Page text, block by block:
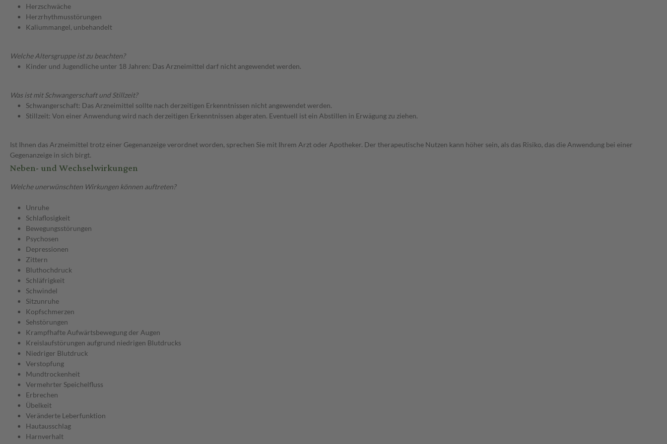
Herzschwäche
Herzrhythmusstörungen
Kaliummangel, unbehandelt
Welche Altersgruppe ist zu beachten?
Kinder und Jugendliche unter 18 Jahren: Das Arzneimittel darf nicht angewendet werden.
Was ist mit Schwangerschaft und Stillzeit?
Schwangerschaft: Das Arzneimittel sollte nach derzeitigen Erkenntnissen nicht angewendet werden.
Stillzeit: Von einer Anwendung wird nach derzeitigen Erkenntnissen abgeraten. Eventuell ist ein Abstillen in Erwägung zu ziehen.
Ist Ihnen das Arzneimittel trotz einer Gegenanzeige verordnet worden, sprechen Sie mit Ihrem Arzt oder Apotheker. Der therapeutische Nutzen kann höher sein, als das Risiko, das die Anwendung bei einer
Gegenanzeige in sich birgt.
Neben- und Wechselwirkungen
Welche unerwünschten Wirkungen können auftreten?
Unruhe
Schlaflosigkeit
Bewegungsstörungen
Psychosen
Depressionen
Zittern
Bluthochdruck
Schläfrigkeit
Schwindel
Sitzunruhe
Kopfschmerzen
Sehstörungen
Krampfhafte Aufwärtsbewegung der Augen
Kreislaufstörungen aufgrund niedrigen Blutdrucks
Niedriger Blutdruck
Verstopfung
Mundtrockenheit
Vermehrter Speichelfluss
Erbrechen
Übelkeit
Veränderte Leberfunktion
Hautausschlag
Harnverhalt